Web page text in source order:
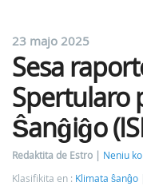
23 majo 2025
Sesa
Spertularo
Ŝanĝiĝo
Redaktita de Estro
Neniu
Klasifikita en : Klimata ŝanĝo